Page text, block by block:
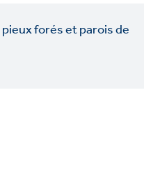
forés et parois de